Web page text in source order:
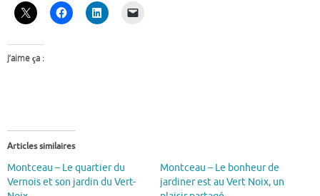
J’aime ça :
Articles similaires
Montceau – Le quartier du
Vernois et son jardin du Vert-
Montceau – Le bonheur de
jardiner est au Vert Noix, un